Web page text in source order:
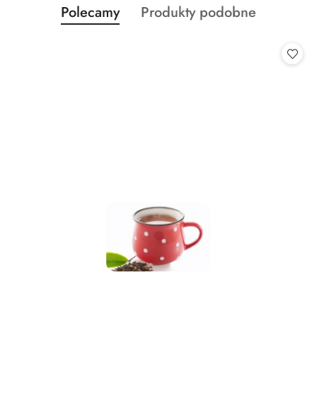
Pomiń karuzelę produktów
Produkty
o
Polecamy
Produkty
Produkty podobne